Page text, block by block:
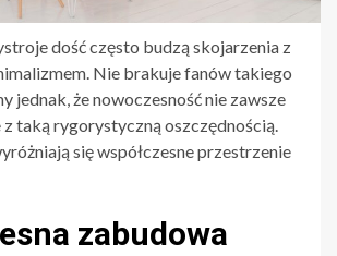
dość często budzą skojarzenia z
Nie brakuje fanów takiego
jednak, że nowoczesność nie zawsze
z taką rygorystyczną oszczędnością.
się współczesne przestrzenie
zabudowa